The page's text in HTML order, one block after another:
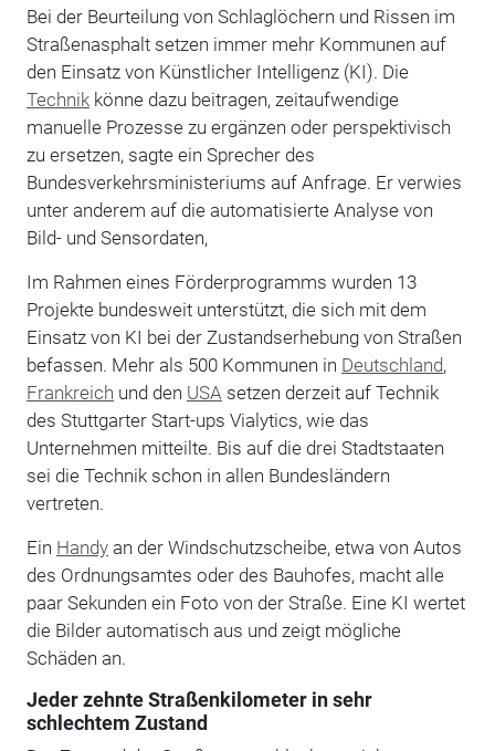
Bei der Beurteilung von Schlaglöchern und Rissen im
Straßenasphalt setzen immer mehr Kommunen auf
den Einsatz von Künstlicher Intelligenz (KI). Die
Technikkönne dazu beitragen, zeitaufwendige
manuelle Prozesse zu ergänzen oder perspektivisch
zu ersetzen, sagte ein Sprecher des
Bundesverkehrsministeriums auf Anfrage. Er verwies
unter anderem auf die automatisierte Analyse von
Bild- und Sensordaten,
Im Rahmen eines Förderprogramms wurden 13
Projekte bundesweit unterstützt, die sich mit dem
Einsatz von KI bei der Zustandserhebung von Straßen
befassen. Mehr als 500 Kommunen in Deutschland,
Frankreich und den USA setzen derzeit auf Technik
des Stuttgarter Start-ups Vialytics, wie das
Unternehmen mitteilte. Bis auf die drei Stadtstaaten
sei die Technik schon in allen Bundesländern
vertreten.
Ein Handyan der Windschutzscheibe, etwa von Autos
des Ordnungsamtes oder des Bauhofes, macht alle
paar Sekunden ein Foto von der Straße. Eine KI wertet
die Bilder automatisch aus und zeigt mögliche
Schäden an.
Jeder zehnte Straßenkilometer in sehr
schlechtem Zustand